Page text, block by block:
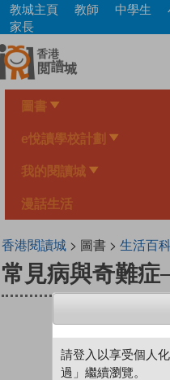
Skip
main
content
教城主頁 教師 中學生
家長
圖書
e悅讀學校計劃
我的閱讀城
漫話生活
香港閱讀城> 圖書 > 生活百
常見病與奇難
請登入以享受個人
過」繼續瀏覽。